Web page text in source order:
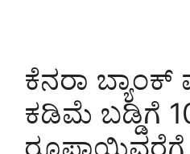
ಕೆನರಾ
ಕಡಿಮೆ ಬಡ್ಡಿಗೆ
ರೂಪಾಯಿವರೆಗೆ